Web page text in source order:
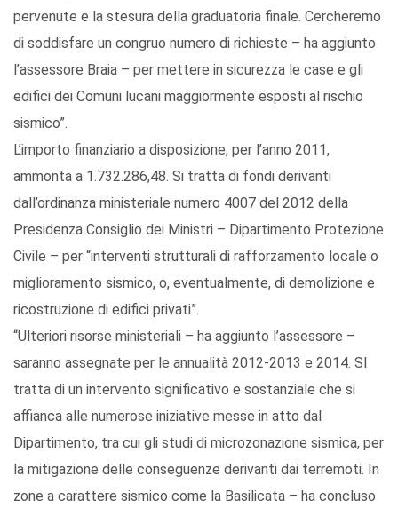
pervenute e la stesura della graduatoria finale. Cercheremo
di soddisfare un congruo numero di richieste – ha aggiunto
l’assessore Braia – per mettere in sicurezza le case e gli
edifici dei Comuni lucani maggiormente esposti al rischio
sismico”.
L’importo finanziario a disposizione, per l’anno 2011,
ammonta a 1.732.286,48. Si tratta di fondi derivanti
dall’ordinanza ministeriale numero 4007 del 2012 della
Presidenza Consiglio dei Ministri – Dipartimento Protezione
Civile – per “interventi strutturali di rafforzamento locale o
miglioramento sismico, o, eventualmente, di demolizione e
ricostruzione di edifici privati”.
“Ulteriori risorse ministeriali – ha aggiunto l’assessore –
saranno assegnate per le annualità 2012-2013 e 2014. SI
tratta di un intervento significativo e sostanziale che si
affianca alle numerose iniziative messe in atto dal
Dipartimento, tra cui gli studi di microzonazione sismica, per
la mitigazione delle conseguenze derivanti dai terremoti. In
zone a carattere sismico come la Basilicata – ha concluso